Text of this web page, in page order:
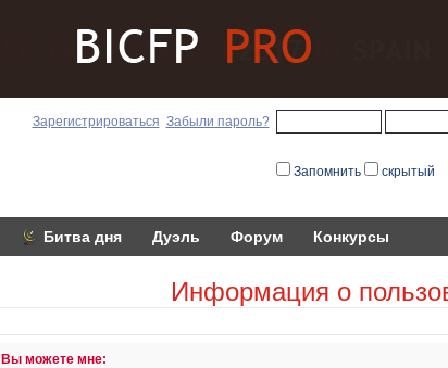
Зарегистрироваться Забыли пароль?
Запомнить скрытый
Битва дня Дуэль Форум Конкурсы
Информация о
Вы можете мне: